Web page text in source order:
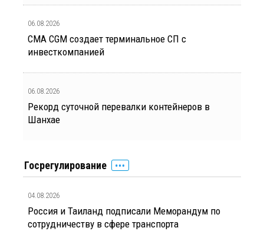
06.08.2026
CMA CGM создает терминальное СП с
инвесткомпанией
06.08.2026
Рекорд суточной перевалки контейнеров в
Шанхае
Госрегулирование
04.08.2026
Россия и Таиланд подписали Меморандум по
сотрудничеству в сфере транспорта